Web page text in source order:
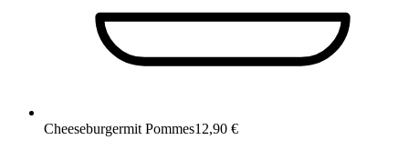
Cheeseburgermit Pommes12,90 €